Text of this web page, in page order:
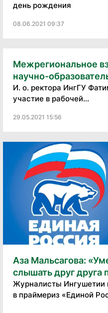
день рождения
08.06.2021 09:37
Межрегиональное
научно-
И. о. ректора ИнгГУ
участие в рабочей...
29.05.2021 15:56
Аза Мальсагова:
слышать друг друга
Журналисты Ингушетии
в праймериз «Единой